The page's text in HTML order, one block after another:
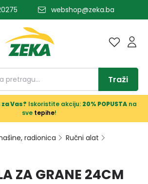
webshop@zeka.ba
Traži
Vas? Iskoristite akciju: 20% POPUSTAna
sve tepihe!
radionica
Ručni alat
ZA GRANE 24CM